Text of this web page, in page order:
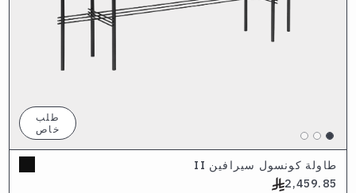
طلب
خاص
طاولة كونسول سيرافين II
2,459.85